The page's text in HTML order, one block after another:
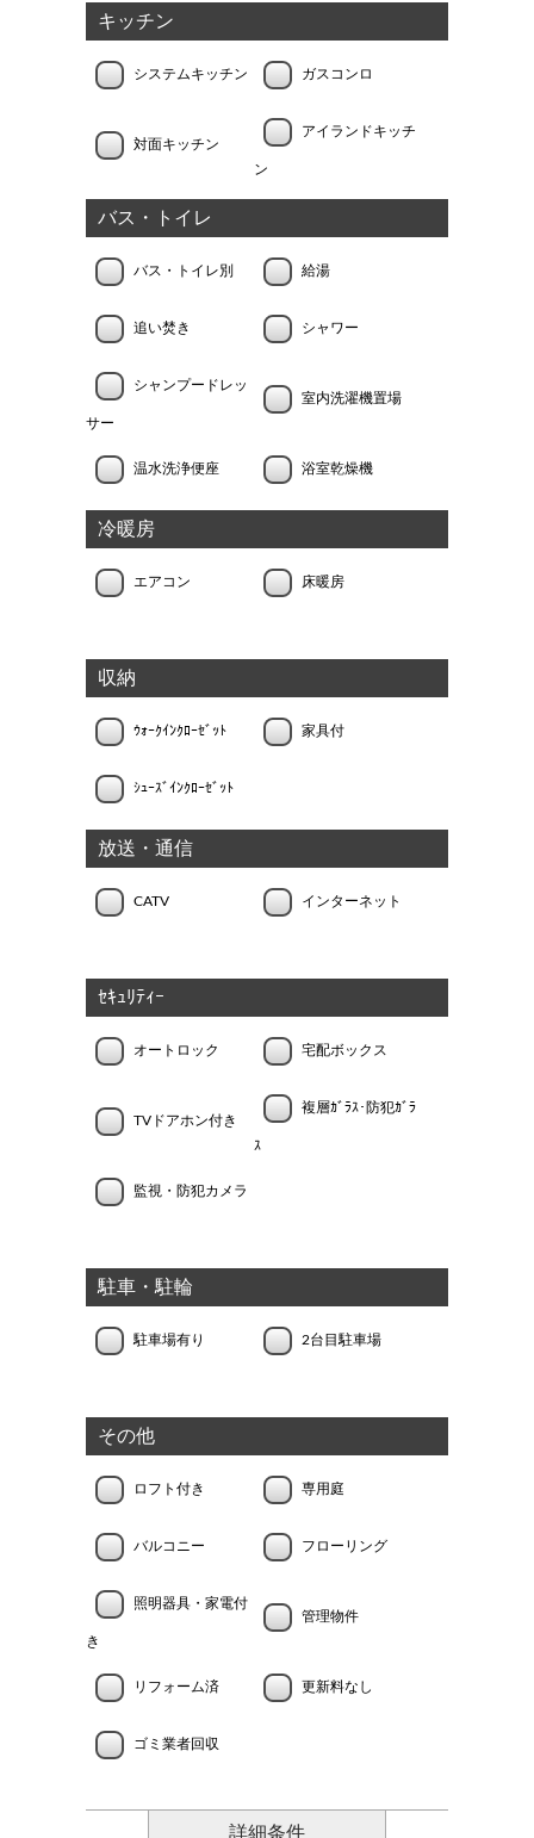
キッチン
システムキッチン ガスコンロ
対面キッチン
アイランドキッチ
ン
バス・トイレ
バス・トイレ別 給湯
追い焚き シャワー
シャンプードレッ
サー
室内洗濯機置場
温水洗浄便座 浴室乾燥機
冷暖房
エアコン 床暖房
収納
ｳｫｰｸｲﾝｸﾛｰｾﾞｯﾄ 家具付
ｼｭｰｽﾞｲﾝｸﾛｰｾﾞｯﾄ
放送・通信
CATV インターネット
ｾｷｭﾘﾃｨｰ
オートロック 宅配ボックス
TVドアホン付き
複層ｶﾞﾗｽ･防犯ｶﾞﾗ
ｽ
監視・防犯カメラ
駐車・駐輪
駐車場有り 2台目駐車場
その他
ロフト付き 専用庭
バルコニー フローリング
照明器具・家電付
き
管理物件
リフォーム済 更新料なし
ゴミ業者回収